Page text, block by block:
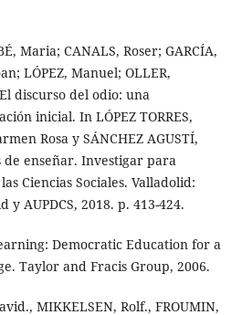
Maria; CANALS, Roser; GARCÍA,
LÓPEZ, Manuel; OLLER,
discurso del odio: una
inicial. In LÓPEZ TORRES,
Rosa y SÁNCHEZ AGUSTÍ,
enseñar. Investigar para
Ciencias Sociales. Valladolid:
AUPDCS, 2018. p. 413-424.
Democratic Education for a
Taylor and Fracis Group, 2006.
MIKKELSEN, Rolf., FROUMIN,